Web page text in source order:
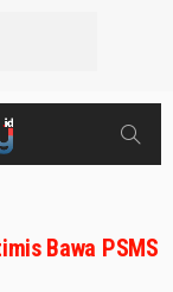
Bawa PSMS